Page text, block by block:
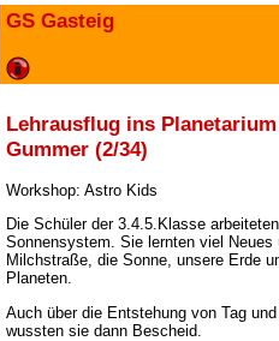
GS Gasteig
Lehrausflug ins
Gummer (2/34)
Workshop: Astro Kids
Die Schüler der 3.4.5.Klasse
Sonnensystem. Sie lernten viel Neues
Milchstraße, die Sonne, unsere Erde
Planeten.
Auch über die Entstehung von Tag
wussten sie dann Bescheid.